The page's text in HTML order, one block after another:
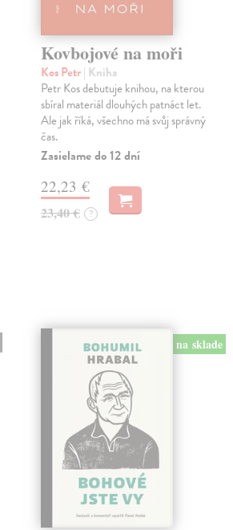
Kovbojové na moři
Kos Petr| Kniha
Petr Kos debutuje knihou, na kterou
sbíral materiál dlouhých patnáct let.
Ale jak říká, všechno má svůj správný
čas.
Zasielame do 12 dní
22,23 €
23,40 € ?
na sklade